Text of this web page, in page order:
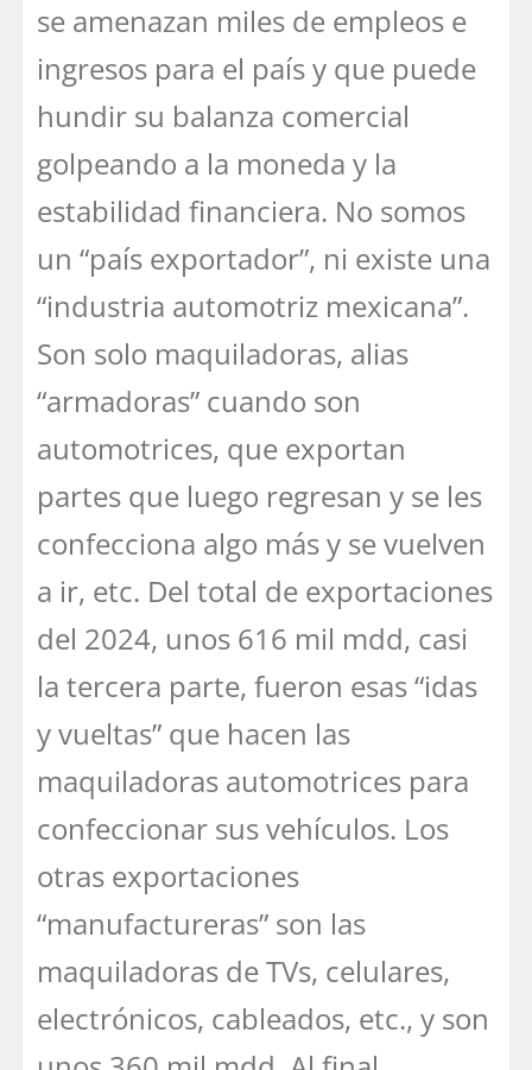
se amenazan miles de empleos e
ingresos para el país y que puede
hundir su balanza comercial
golpeando a la moneda y la
estabilidad financiera. No somos
un “país exportador”, ni existe una
“industria automotriz mexicana”.
Son solo maquiladoras, alias
“armadoras” cuando son
automotrices, que exportan
partes que luego regresan y se les
confecciona algo más y se vuelven
a ir, etc. Del total de exportaciones
del 2024, unos 616 mil mdd, casi
la tercera parte, fueron esas “idas
y vueltas” que hacen las
maquiladoras automotrices para
confeccionar sus vehículos. Los
otras exportaciones
“manufactureras” son las
maquiladoras de TVs, celulares,
electrónicos, cableados, etc., y son